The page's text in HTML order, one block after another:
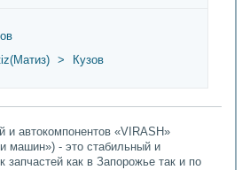
> Кузов
и автокомпонентов «VIRASH»
машин») - это стабильный и
запчастей как в Запорожье так и по